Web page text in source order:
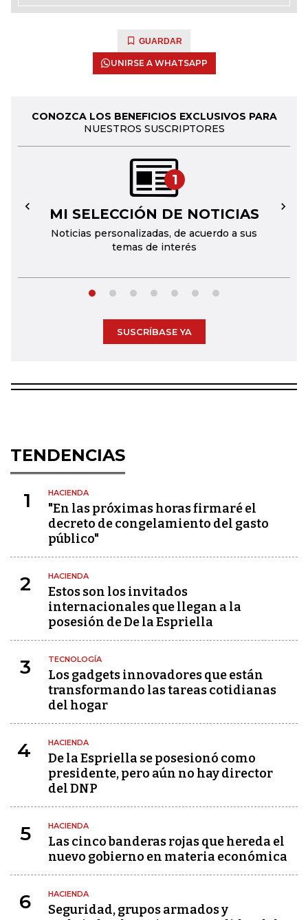
GUARDAR
UNIRSE A WHATSAPP
CONOZCA LOS BENEFICIOS EXCLUSIVOS PARA
NUESTROS SUSCRIPTORES
1
MI SELECCIÓN DE NOTICIAS
Noticias personalizadas, de acuerdo a sus
temas de interés
← →
SUSCRÍBASE YA
TENDENCIAS
1 HACIENDA
"En las próximas horas firmaré el
decreto de congelamiento del gasto
público"
2 HACIENDA
Estos son los invitados
internacionales que llegan a la
posesión de De la Espriella
3 TECNOLOGÍA
Los gadgets innovadores que están
transformando las tareas cotidianas
del hogar
4 HACIENDA
De la Espriella se posesionó como
presidente, pero aún no hay director
del DNP
5 HACIENDA
Las cinco banderas rojas que hereda el
nuevo gobierno en materia económica
6 HACIENDA
Seguridad, grupos armados y